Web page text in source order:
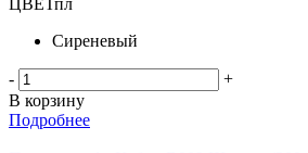
Сиреневый
-
+
В корзину
Подробнее